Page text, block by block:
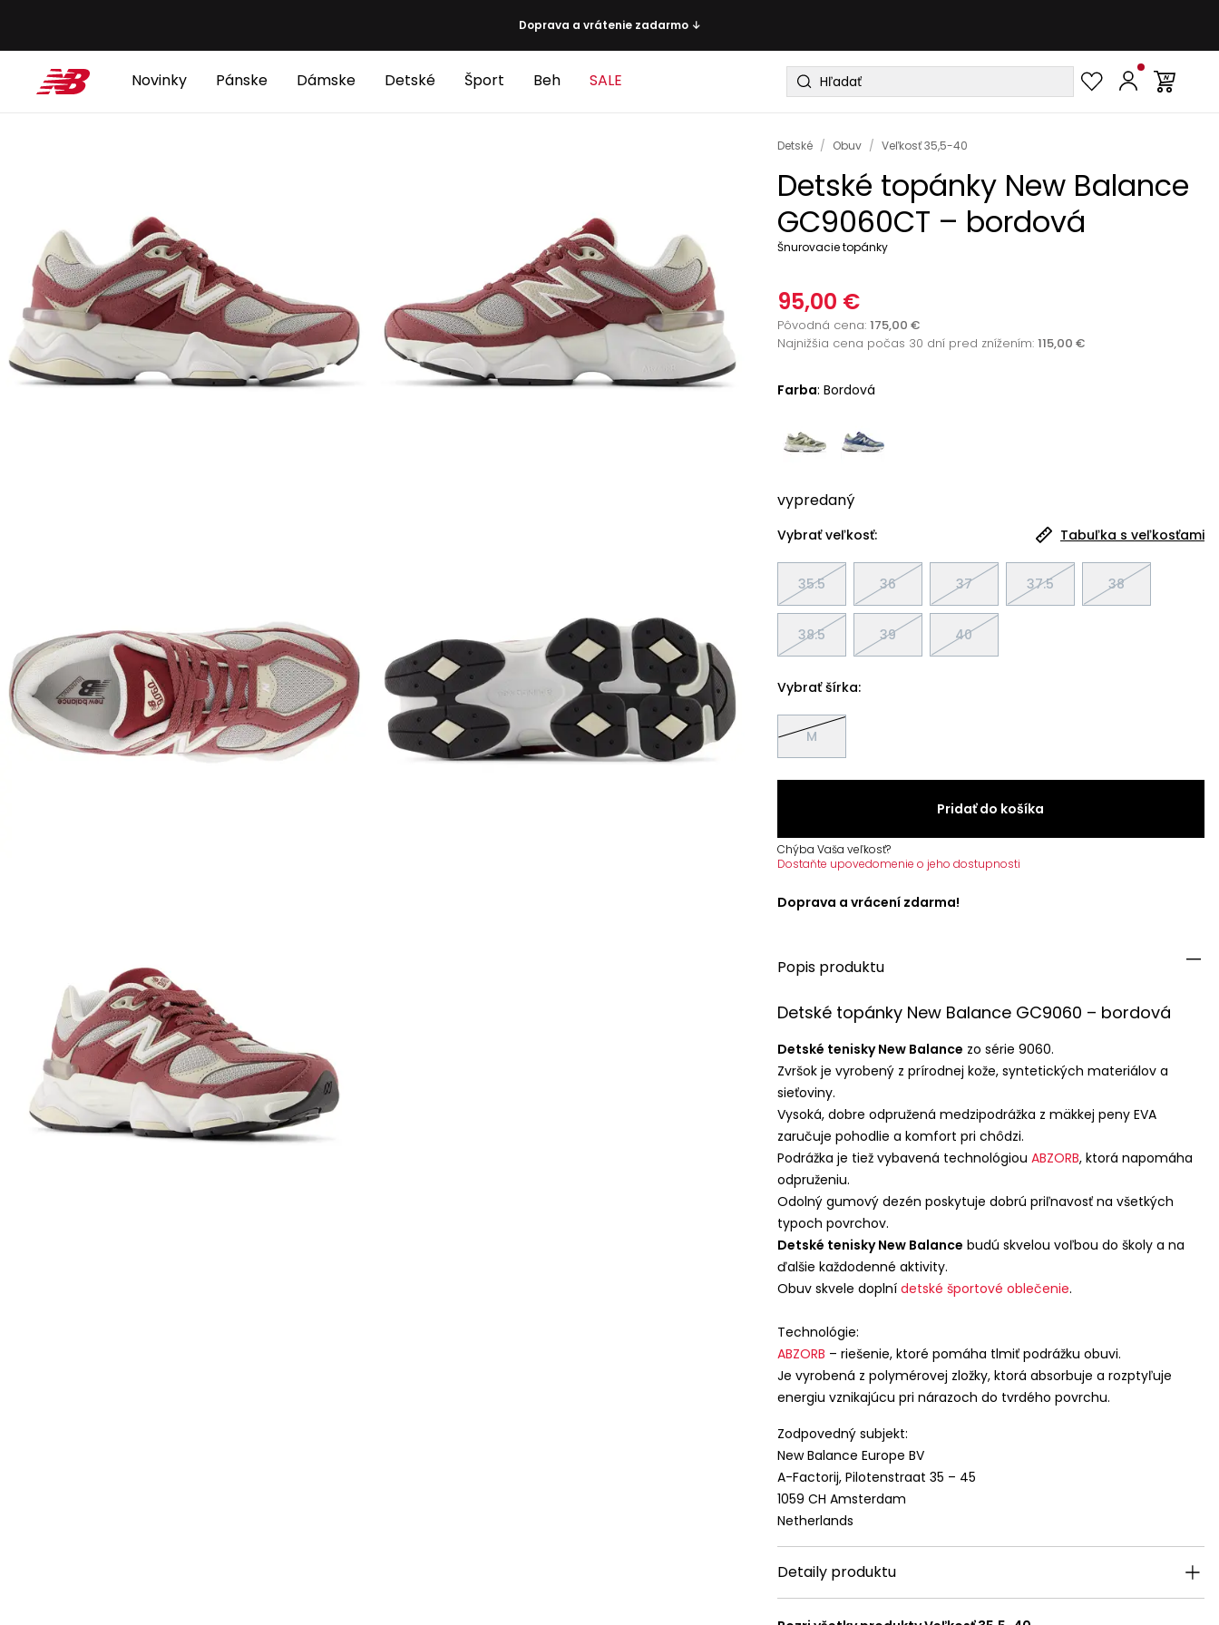
Doprava a vrátenie zadarmo ↓
Novinky Pánske Dámske Detské Šport Beh SALE
Detské / Obuv / Veľkosť 35,5-40
Detské topánky New Balance
GC9060CT – bordová
Šnurovacie topánky
95,00 €
Pôvodná cena: 175,00 €
Najnižšia cena počas 30 dní pred znížením: 115,00 €
Farba: Bordová
vypredaný
Vybrať veľkosť: Tabuľka s veľkosťami
35.5 36 37 37.5 38
38.5 39 40
Vybrať šírka:
M
Pridať do košíka
Chýba Vaša veľkosť?
Dostaňte upovedomenie o jeho dostupnosti
Doprava a vrácení zdarma!
Popis produktu
Detské topánky New Balance GC9060 – bordová
Detské tenisky New Balance zo série 9060.
Zvršok je vyrobený z prírodnej kože, syntetických materiálov a
sieťoviny.
Vysoká, dobre odpružená medzipodrážka z mäkkej peny EVA
zaručuje pohodlie a komfort pri chôdzi.
Podrážka je tiež vybavená technológiou ABZORB, ktorá napomáha
odpruženiu.
Odolný gumový dezén poskytuje dobrú priľnavosť na všetkých
typoch povrchov.
Detské tenisky New Balance budú skvelou voľbou do školy a na
ďalšie každodenné aktivity.
Obuv skvele doplní detské športové oblečenie.
Technológie:
ABZORB – riešenie, ktoré pomáha tlmiť podrážku obuvi.
Je vyrobená z polymérovej zložky, ktorá absorbuje a rozptyľuje
energiu vznikajúcu pri nárazoch do tvrdého povrchu.
Zodpovedný subjekt:
New Balance Europe BV
A-Factorij, Pilotenstraat 35 – 45
1059 CH Amsterdam
Netherlands
Detaily produktu